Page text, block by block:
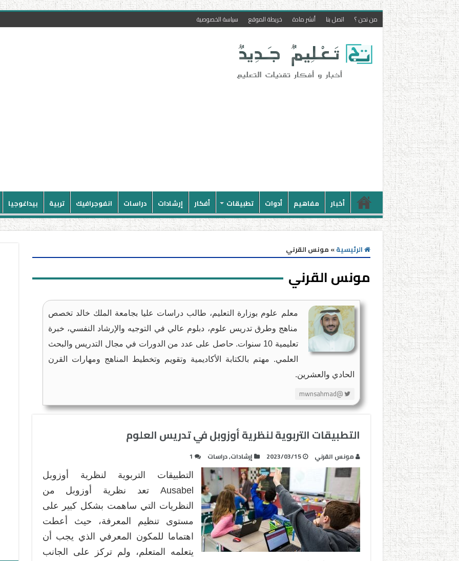
من نحن ؟ اتصل بنا أنشر مادة خريطة الموقع سياسة الخصوصية
أخبار مفاهيم أدوات تطبيقات أفكار إرشادات دراسات انفوجرافيك تربية بيداغوجيا
الرئيسية» مونس القرني
مونس القرني
معلم علوم بوزارة التعليم، طالب دراسات عليا بجامعة الملك خالد تخصص
مناهج وطرق تدريس علوم، دبلوم عالي في التوجيه والإرشاد النفسي، خبرة
تعليمية 10 سنوات. حاصل على عدد من الدورات في مجال التدريس والبحث
العلمي. مهتم بالكتابة الأكاديمية وتقويم وتخطيط المناهج ومهارات القرن
الحادي والعشرين.
@mwnsahmad
التطبيقات التربوية لنظرية أوزوبل في تدريس العلوم
مونس القرني 2023/03/15 إرشادات,دراسات 1
التطبيقات التربوية لنظرية أوزوبل
Ausabel تعد نظرية أوزوبل من
النظريات التي ساهمت بشكل كبير على
مستوى تنظيم المعرفة، حيث أعطت
اهتماما للمكون المعرفي الذي يجب أن
يتعلمه المتعلم، ولم تركز على الجانب